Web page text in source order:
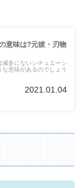
意味は?元彼・刃物
多にないシチュエーシ
意味があるのでしょう
2021.01.04